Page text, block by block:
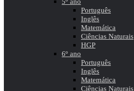
Português
Inglês
Matemática
Ciências Naturais
HGP
6º ano
Português
Inglês
Matemática
Ciências Naturais